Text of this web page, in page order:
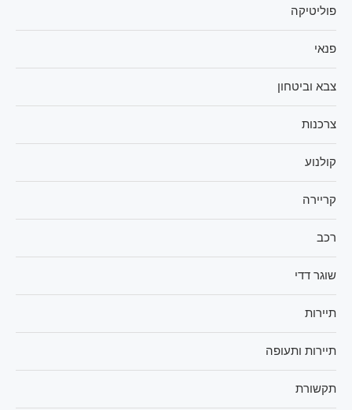
פוליטיקה
פנאי
צבא וביטחון
צרכנות
קולנוע
קריירה
רכב
שוגר דדי
תיירות
תיירות ותעופה
תקשורת